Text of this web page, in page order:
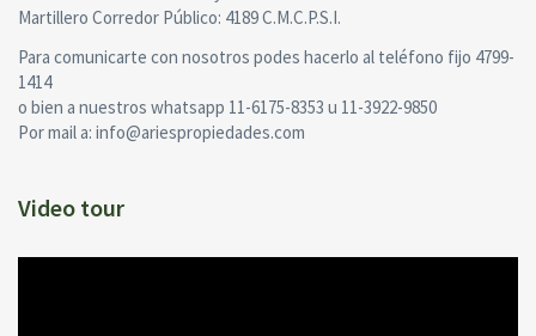
Martillero Corredor Público: 4189 C.M.C.P.S.I.
Para comunicarte con nosotros podes hacerlo al teléfono fijo 4799-
1414
o bien a nuestros whatsapp 11-6175-8353 u 11-3922-9850
Por mail a: info@ariespropiedades.com
Video tour